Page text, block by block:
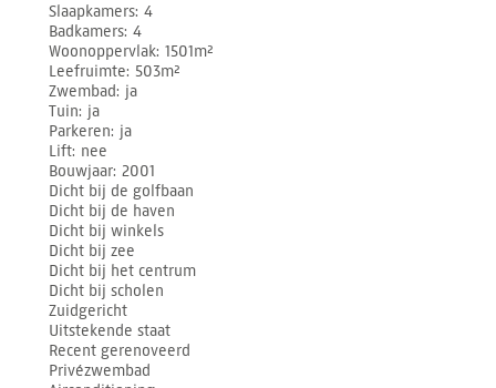
Slaapkamers 4
Badkamers 4
Woonoppervlak 1501m²
Leefruimte 503m²
Zwembad ja
Tuin ja
Parkeren ja
Lift nee
Bouwjaar 2001
Dicht bij de golfbaan
Dicht bij de haven
Dicht bij winkels
Dicht bij zee
Dicht bij het centrum
Dicht bij scholen
Zuidgericht
Uitstekende staat
Recent gerenoveerd
Privézwembad